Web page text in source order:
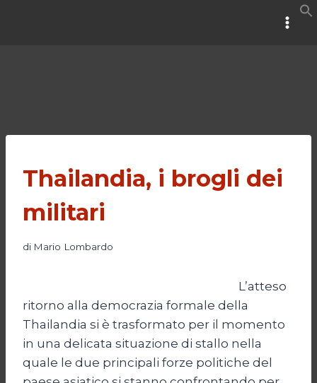
Thailandia, i brogli dei
militari
di Mario Lombardo
L’atteso
ritorno alla democrazia formale della
Thailandia si è trasformato per il momento
in una delicata situazione di stallo nella
quale le due principali forze politiche del